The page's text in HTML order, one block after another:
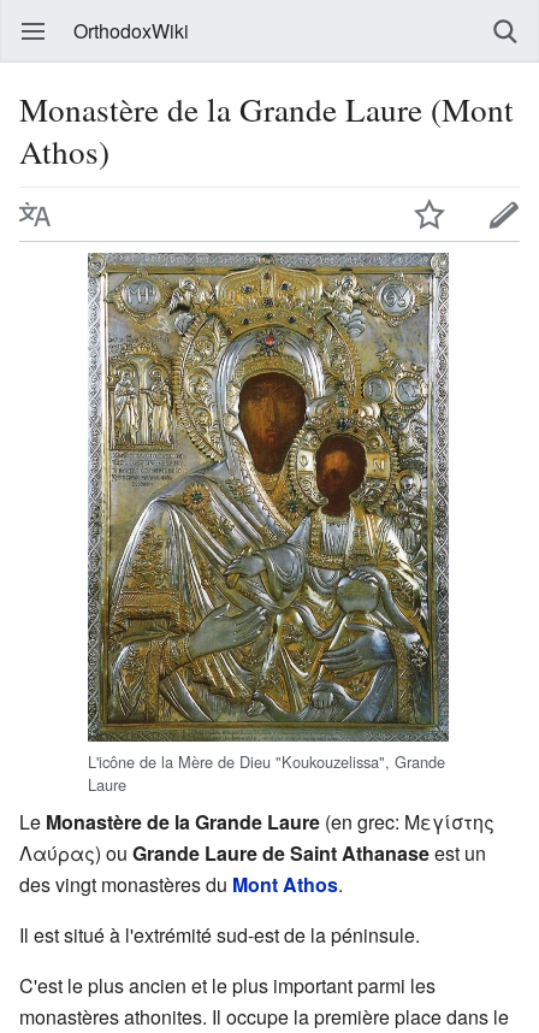
OrthodoxWiki
Monastère de la Grande Laure (Mont
Athos)
L'icône de la Mère de Dieu "Koukouzelissa", Grande
Laure
Le Monastère de la Grande Laure (en grec: Μεγίστης
Λαύρας) ou Grande Laure de Saint Athanaseest un
des vingt monastères du Mont Athos.
Il est situé à l'extrémité sud-est de la péninsule.
C'est le plus ancien et le plus important parmi les
monastères athonites. Il occupe la première place dans le